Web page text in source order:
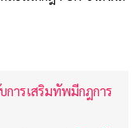
ารเสริมทัพมีกฎการ